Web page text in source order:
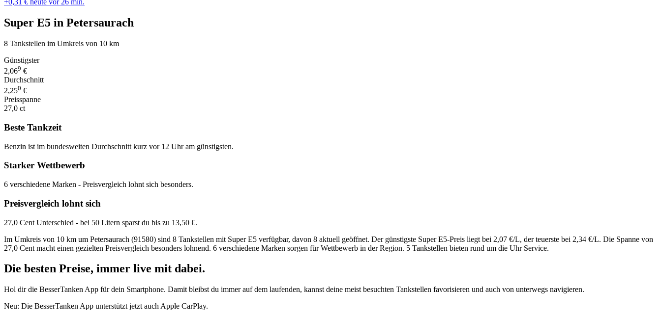
Super E5 in Petersaurach
8 Tankstellen im Umkreis von 10 km
Günstigster
2,069 €
Durchschnitt
2,250 €
Preisspanne
27,0 ct
Beste Tankzeit
Benzin ist im bundesweiten Durchschnitt kurz vor 12 Uhr am günstigsten.
Starker Wettbewerb
6 verschiedene Marken - Preisvergleich lohnt sich besonders.
Preisvergleich lohnt sich
27,0 Cent Unterschied - bei 50 Litern sparst du bis zu 13,50 €.
Im Umkreis von 10 km um Petersaurach (91580) sind 8 Tankstellen mit Super E5 verfügbar, davon 8 aktuell geöffnet. Der günstigste Super E5-Preis liegt bei 2,07 €/L, der teuerste bei 2,34 €/L. Die Spanne von
27,0 Cent macht einen gezielten Preisvergleich besonders lohnend. 6 verschiedene Marken sorgen für Wettbewerb in der Region. 5 Tankstellen bieten rund um die Uhr Service.
Die besten Preise, immer live mit dabei.
Hol dir die BesserTanken App für dein Smartphone. Damit bleibst du immer auf dem laufenden, kannst deine meist besuchten Tankstellen favorisieren und auch von unterwegs navigieren.
Neu: Die BesserTanken App unterstützt jetzt auch Apple CarPlay.